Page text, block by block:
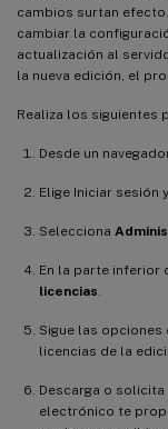
cambios surtan
cambiar la
actualización al
la nueva edición, el
Realiza los siguientes
Desde un
Elige Iniciar sesión
Selecciona
En la parte inferior
licencias
Sigue las
licencias de la
Descarga o solicita
electrónico te